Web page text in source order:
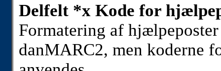
Delfelt *x Kode for
Formatering af
danMARC2, men koderne